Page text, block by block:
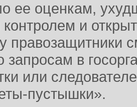
ее оценкам,
контролем и
правозащитники
запросам в
или
пустышки».